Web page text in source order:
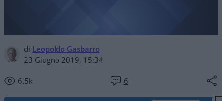
di Leopoldo Gasbarro
23 Giugno 2019, 15:34
6.5k 6